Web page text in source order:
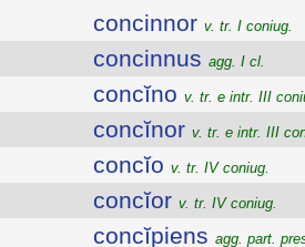
concinnor v. tr. I coniug.
concinnus agg. I cl.
concĭno v. tr. e intr. III
concĭnor v. tr. e intr. III
concĭo v. tr. IV coniug.
concĭor v. tr. IV coniug.
concĭpiens agg. part.